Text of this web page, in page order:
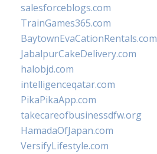
salesforceblogs.com
TrainGames365.com
BaytownEvaCationRentals.com
JabalpurCakeDelivery.com
halobjd.com
intelligenceqatar.com
PikaPikaApp.com
takecareofbusinessdfw.org
HamadaOfJapan.com
VersifyLifestyle.com